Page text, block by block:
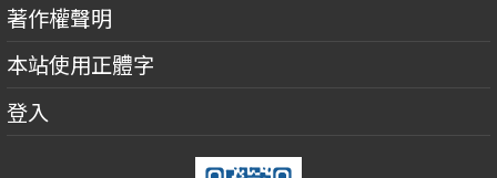
著作權聲明
本站使用正體字
登入